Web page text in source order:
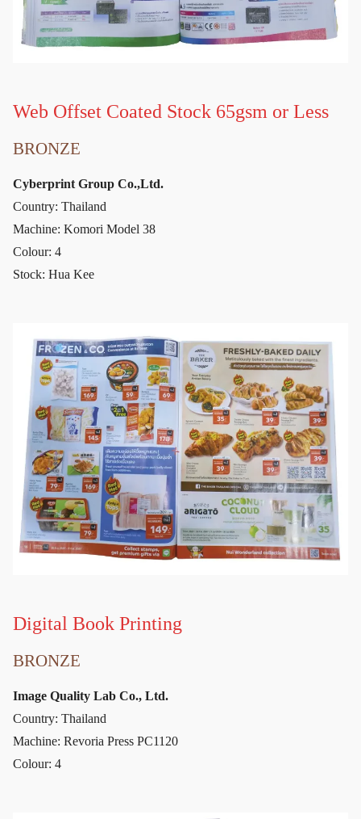
Web Offset Coated Stock 65gsm or Less
BRONZE
Cyberprint Group Co.,Ltd.
Country: Thailand
Machine: Komori Model 38
Colour: 4
Stock: Hua Kee
Digital Book Printing
BRONZE
Image Quality Lab Co., Ltd.
Country: Thailand
Machine: Revoria Press PC1120
Colour: 4